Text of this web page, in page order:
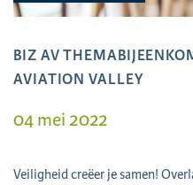
BIZ AV
AVIATION VALLEY
04 mei 2022
Veiligheid creëer je samen!